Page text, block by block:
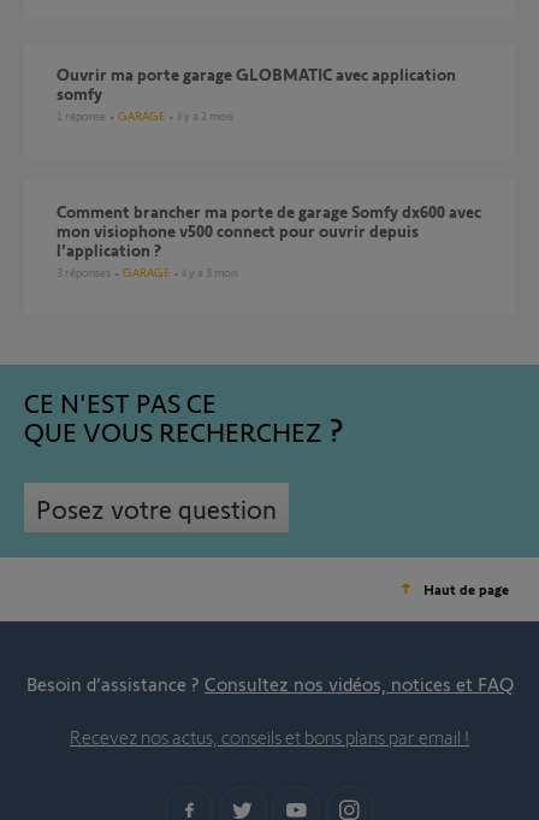
Ouvrir ma porte garage GLOBMATIC avec application
somfy
1 réponse GARAGE il y a 2 mois
Comment brancher ma porte de garage Somfy dx600 avec
mon visiophone v500 connect pour ouvrir depuis
l’application ?
3 réponses GARAGE il y a 3 mois
CE N'EST PAS CE
QUE VOUS RECHERCHEZ
Posez votre question
Haut de page
Besoin d’assistance ? Consultez nos vidéos, notices et FAQ
Recevez nos actus, conseils et bons plans par email !